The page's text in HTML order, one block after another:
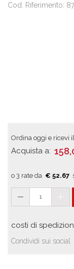
Cod. Riferimento:
Ordina oggi e ricevi
Acquista a:
€ 52.67
1
costi di
Condividi sui social